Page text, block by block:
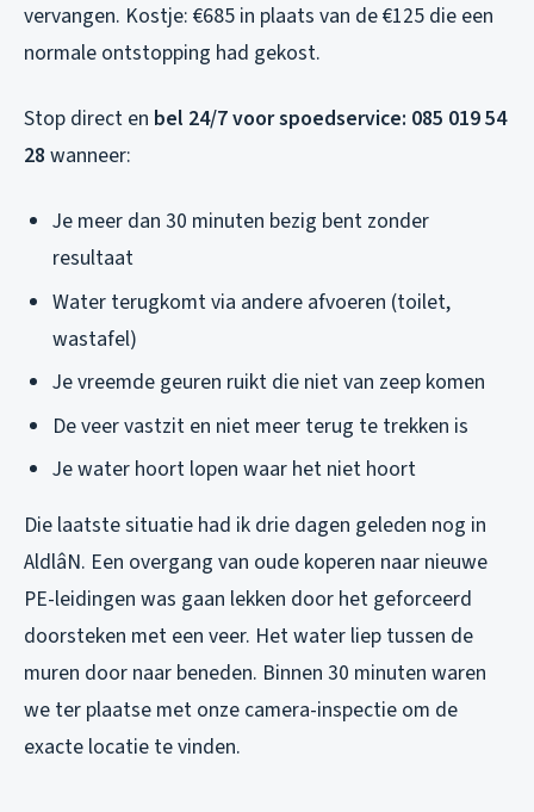
vervangen. Kostje: €685 in plaats van de €125 die een
normale ontstopping had gekost.
Stop direct en bel 24/7 voor spoedservice: 085 019 54
28 wanneer:
Je meer dan 30 minuten bezig bent zonder
resultaat
Water terugkomt via andere afvoeren (toilet,
wastafel)
Je vreemde geuren ruikt die niet van zeep komen
De veer vastzit en niet meer terug te trekken is
Je water hoort lopen waar het niet hoort
Die laatste situatie had ik drie dagen geleden nog in
AldlâN. Een overgang van oude koperen naar nieuwe
PE-leidingen was gaan lekken door het geforceerd
doorsteken met een veer. Het water liep tussen de
muren door naar beneden. Binnen 30 minuten waren
we ter plaatse met onze camera-inspectie om de
exacte locatie te vinden.